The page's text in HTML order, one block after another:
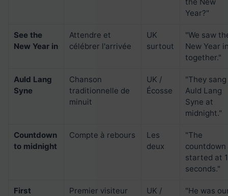
Year?"
See the
New Year in
Attendre et
célébrer l'arrivée
UK
surtout
"We saw
New Year
together."
Auld Lang
Syne
Chanson
traditionnelle de
minuit
UK /
Écosse
"They sang
Auld Lang
Syne at
midnight."
Countdown
to midnight
Compte à rebours
Les
deux
"The
countdown
started at
seconds."
First
Premier visiteur
UK /
"He was